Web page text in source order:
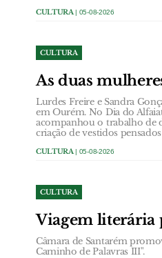
CULTURA | 05-08-2026
CULTURA
As duas
Lurdes Freire e Sandra
em Ourém. No Dia do
acompanhou o trabalho de
criação de vestidos
CULTURA | 05-08-2026
CULTURA
Viagem literária
Câmara de Santarém
Caminho de Palavras III".